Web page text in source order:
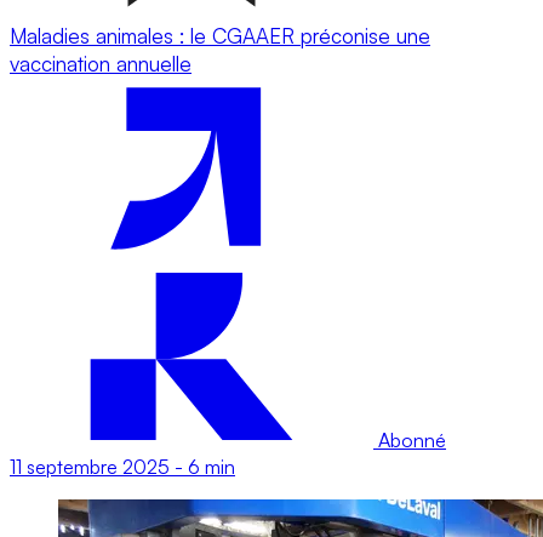
Maladies animales : le CGAAER préconise une
vaccination annuelle
Abonné
11 septembre 2025 - 6 min